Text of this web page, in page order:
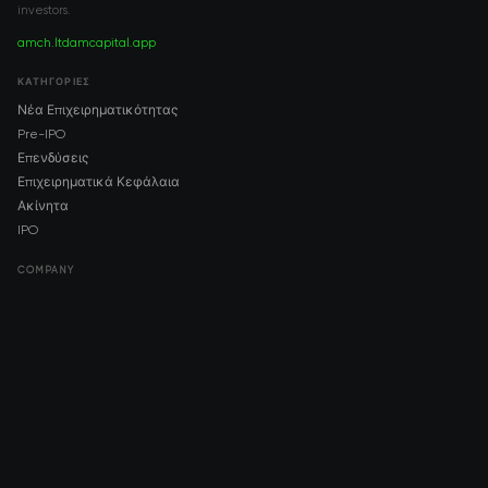
investors.
amch.ltdamcapital.app
ΚΑΤΗΓΟΡΊΕΣ
Νέα Επιχειρηματικότητας
Pre-IPO
Επενδύσεις
Επιχειρηματικά Κεφάλαια
Ακίνητα
IPO
COMPANY